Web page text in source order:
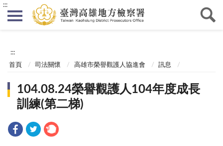
:::
:::
首頁 司法關懷 高雄市榮譽觀護人協進會 訊息
104.08.24榮譽觀護人104年度成長
訓練(第二梯)